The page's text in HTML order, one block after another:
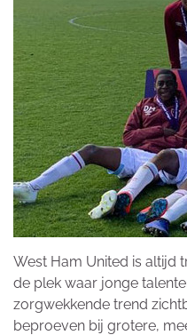
West Ham United is altijd
de plek waar jonge
zorgwekkende trend
beproeven bij grotere,